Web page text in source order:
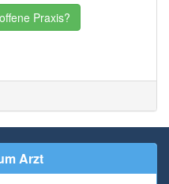
Praxis?
Arzt